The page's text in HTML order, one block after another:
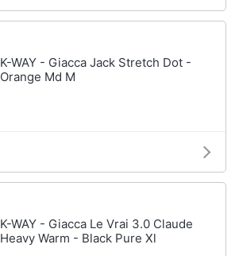
K-WAY - Giacca Jack Stretch Dot -
Orange Md M
K-WAY - Giacca Le Vrai 3.0 Claude
Heavy Warm - Black Pure Xl